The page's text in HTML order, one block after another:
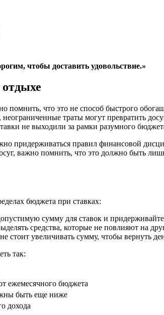
чтобы доставить удовольствие.»
помнить, что это не способ быстрого
траты могут превратить
не выходили за рамки разумного
придерживаться правил финансовой
важно помнить, что это должно быть
бюджета при ставках:
сумму для ставок и
средства, которые не повлияют на
не стоит увеличивать сумму, чтобы вернуть
так:
ежемесячного бюджета
быть еще ниже
дохода